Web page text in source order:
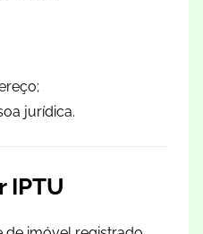
jurídica.
IPTU